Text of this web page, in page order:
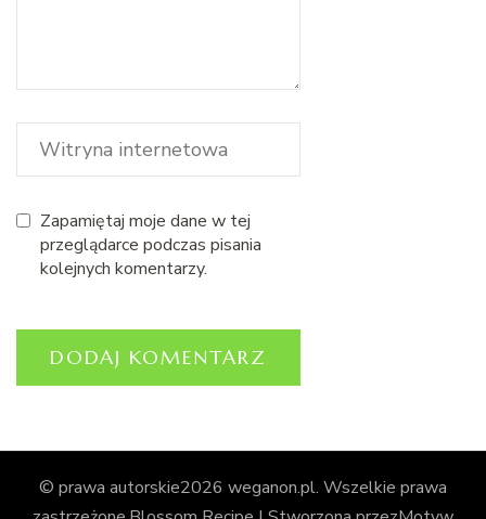
Zapamiętaj moje dane w tej
przeglądarce podczas pisania
kolejnych komentarzy.
© prawa autorskie2026 weganon.pl. Wszelkie prawa